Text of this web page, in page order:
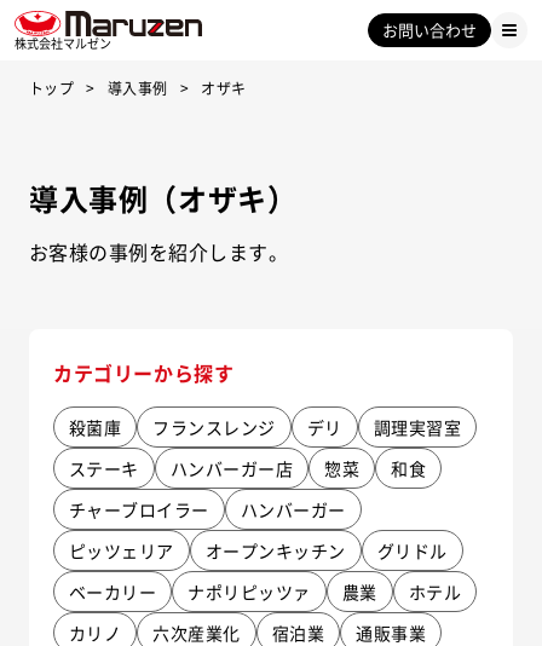
株式会社マルゼン
お問い合わせ
トップ 導入事例 オザキ
導入事例（オザキ）
お客様の事例を紹介します。
カテゴリーから探す
殺菌庫 フランスレンジ デリ
調理実習室
ステーキ
ハンバーガー店 惣菜
和食
チャーブロイラー
ハンバーガー
ピッツェリア
オープンキッチン
グリドル
ベーカリー
ナポリピッツァ 農業
ホテル
カリノ
六次産業化 宿泊業
通販事業